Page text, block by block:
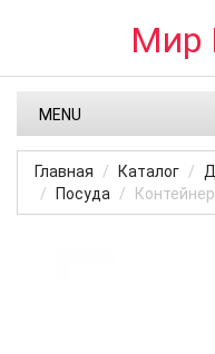
Мир
MENU
Главная Каталог
Посуда